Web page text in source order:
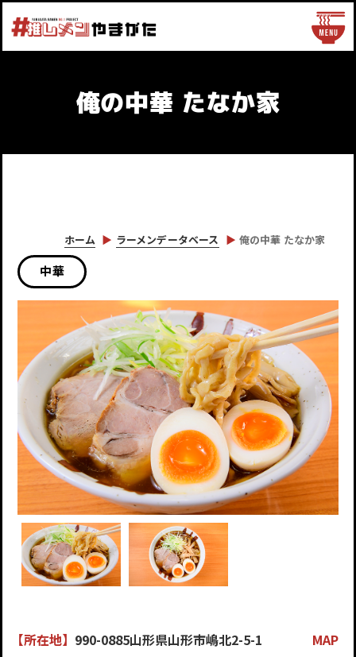
俺の中華 たなか家
ホーム ラーメンデータベース 俺の中華 たなか家
中華
【所在地】 990-0885山形県山形市嶋北2-5-1 MAP